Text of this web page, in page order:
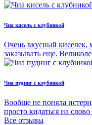
Чиа кисель с клубникой
Очень вкусный киселек,
заказывать еще.
Чиа пудинг с клубникой
Вообще не поняла
просто кидаться на
Все отзывы